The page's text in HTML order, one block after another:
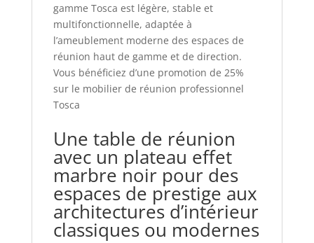
gamme Tosca est légère, stable et
multifonctionnelle, adaptée à
l’ameublement moderne des espaces de
réunion haut de gamme et de direction.
Vous bénéficiez d’une promotion de 25%
sur le mobilier de réunion professionnel
Tosca
Une table de réunion
avec un plateau effet
marbre noir pour des
espaces de prestige aux
architectures d’intérieur
classiques ou modernes